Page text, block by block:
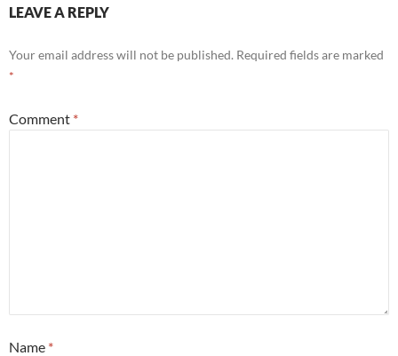
LEAVE A REPLY
Your email address will not be published. Required fields are marked
*
Comment *
Name *